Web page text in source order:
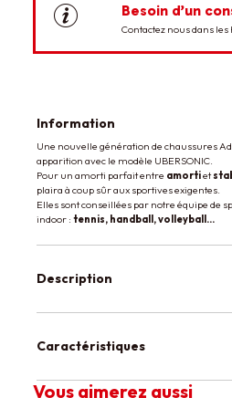
Besoin d’un
Contactez nous dans
Information
Une nouvelle génération de chaussures
apparition avec le modèle UBERSONIC.
Pour un amorti parfait entre amortiet
plaira à coup sûr aux sportives exigentes.
Elles sont conseillées par notre équipe de
indoor : tennis, handball, volleyball...
Description
Caractéristiques
Vous aimerez aussi